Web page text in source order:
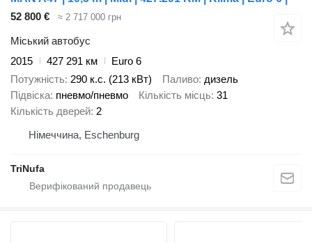
52 800 €
≈ 2 717 000 грн
Міський автобус
2015
427 291 км
Euro 6
Потужність 290 к.с. (213 кВт) Паливо дизель
Підвіска пневмо/пневмо Кількість місць 31
Кількість дверей 2
Німеччина, Eschenburg
TriNufa